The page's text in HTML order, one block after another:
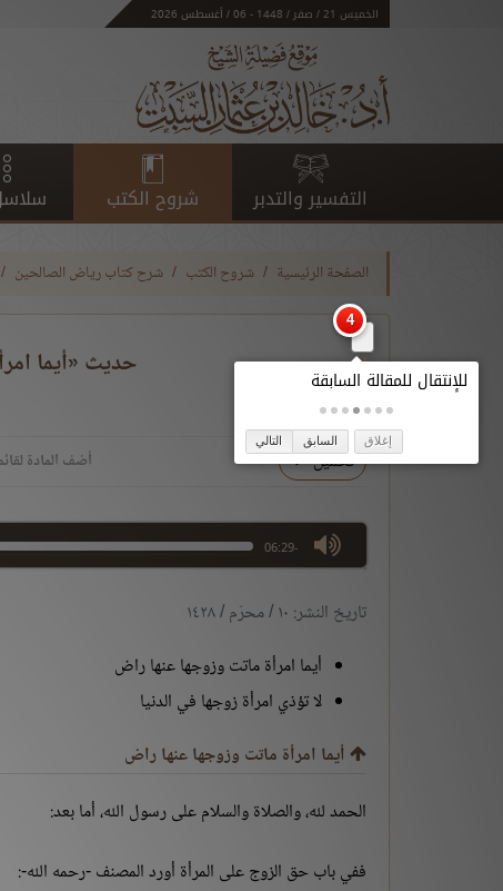
الخميس 21 / صفر / 1448 - 06 / أغسطس 2026
التفسير والتدبر شروح الكتب
الصفحة الرئيسية شروح الكتب شرح كتاب رياض الصالحين
حديث «أيما
تحميل أضف المادة
-06:29
max volume
تاريخ النشر: ١٠ / محرّم / ١٤٢٨
أيما امرأة ماتت وزوجها عنها راض
لا تؤذي امرأة زوجها في الدنيا
أيما امرأة ماتت وزوجها عنها راض
الحمد لله، والصلاة والسلام على رسول الله، أما بعد:
ففي باب حق الزوج على المرأة أورد المصنف -رحمه الله-:
إغلاق السابق التالي